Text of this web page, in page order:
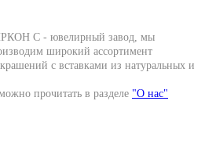
С - ювелирный завод, мы
широкий ассортимент
с вставками из натуральных и
прочитать в разделе "О нас"